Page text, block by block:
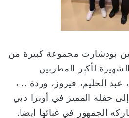
بودشارت مجموعة كبيرة من
لأكبر المطربين
عبد الحليم، فيروز، وردة .. ،
حفله المميز في أوبرا دبي
الجمهور في غنائها ايضا.